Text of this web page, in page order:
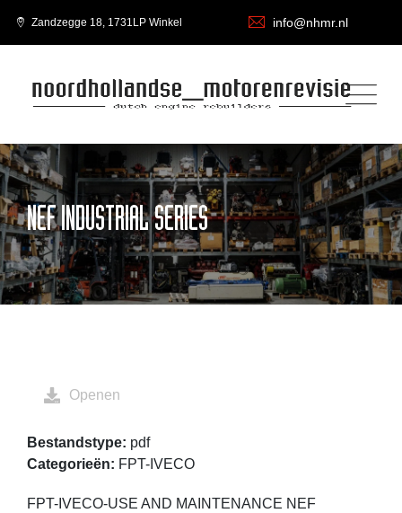
Zandzegge 18, 1731LP Winkel info@nhmr.nl
NEF INDUSTRIAL SERIES
FPT-IVECO-USE AND MAINTENANCE NEF
Openen
Bestandstype: pdf
Categorieën: FPT-IVECO